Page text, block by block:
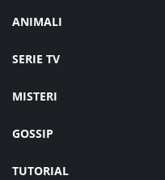
ANIMALI
SERIE TV
MISTERI
GOSSIP
TUTORIAL